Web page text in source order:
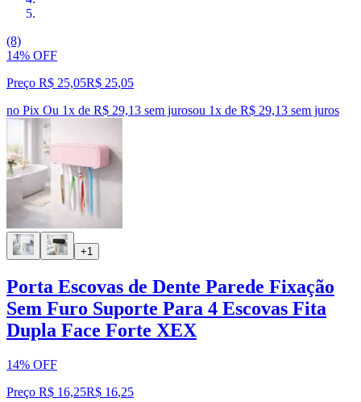
(8)
14% OFF
Preço R$ 25,05R$ 25,05
no Pix Ou 1x de R$ 29,13 sem jurosou 1x de R$ 29,13 sem juros
+1
Porta Escovas de Dente Parede Fixação
Sem Furo Suporte Para 4 Escovas Fita
Dupla Face Forte XEX
14% OFF
Preço R$ 16,25R$ 16,25